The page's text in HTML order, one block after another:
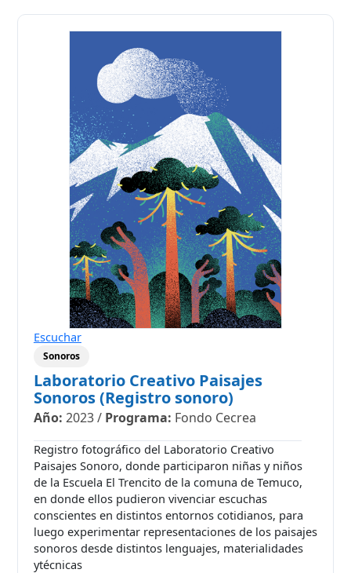
Escuchar
Sonoros
Laboratorio Creativo Paisajes
Sonoros (Registro sonoro)
Año: 2023/ Programa: Fondo Cecrea
Registro fotográfico del Laboratorio Creativo
Paisajes Sonoro, donde participaron niñas y niños
de la Escuela El Trencito de la comuna de Temuco,
en donde ellos pudieron vivenciar escuchas
conscientes en distintos entornos cotidianos, para
luego experimentar representaciones de los paisajes
sonoros desde distintos lenguajes, materialidades
ytécnicas